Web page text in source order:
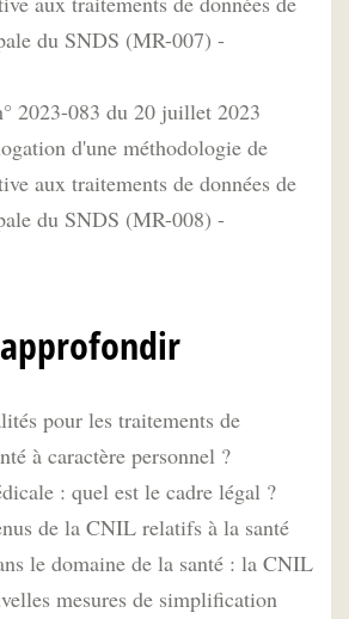
du SNDS (MR-007) -
2023-083 du 20 juillet 2023
d'une méthodologie de
aux traitements de données de
du SNDS (MR-008) -
pour les traitements de
à caractère personnel ?
: quel est le cadre légal ?
de la CNIL relatifs à la santé
le domaine de la santé : la CNIL
mesures de simplification